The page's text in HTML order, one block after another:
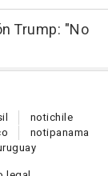
Trump: "No
notichile
notipanama